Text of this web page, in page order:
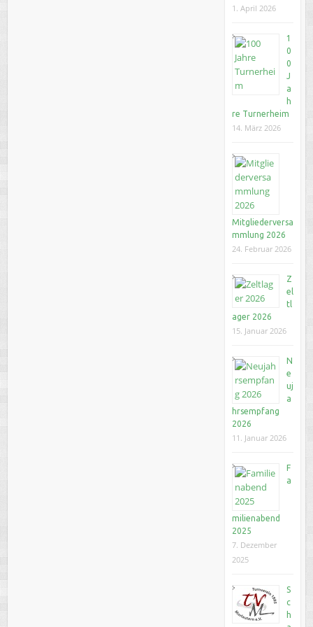
1. April 2026
1
0
0
J
a
h
re Turnerheim
14. März 2026
Mitgliederversa
mmlung 2026
24. Februar 2026
Z
el
tl
ager 2026
15. Januar 2026
N
e
uj
a
hrsempfang
2026
11. Januar 2026
F
a
milienabend
2025
7. Dezember
2025
S
c
h